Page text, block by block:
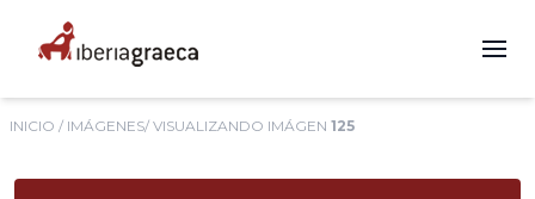
INICIO / IMÁGENES/ VISUALIZANDO IMÁGEN 125